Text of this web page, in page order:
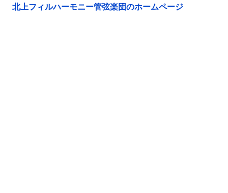
北上フィルハーモニー管弦楽団のホームページ